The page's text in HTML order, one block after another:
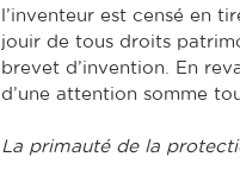
l’inventeur est censé en
jouir de tous droits
brevet d’invention. En
d’une attention somme
La primauté de la